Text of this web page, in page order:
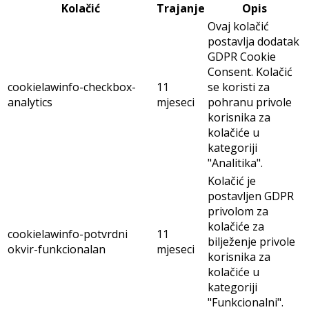
Kolačić
Trajanje Opis
cookielawinfo-checkbox-
analytics
11
mjeseci
Ovaj kolačić
postavlja dodatak
GDPR Cookie
Consent. Kolačić
se koristi za
pohranu privole
korisnika za
kolačiće u
kategoriji
"Analitika".
cookielawinfo-potvrdni
okvir-funkcionalan
11
mjeseci
Kolačić je
postavljen GDPR
privolom za
kolačiće za
bilježenje privole
korisnika za
kolačiće u
kategoriji
"Funkcionalni".